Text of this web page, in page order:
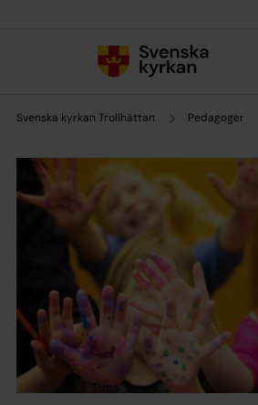
Svenska kyrkan Trollhättan Pedagoger